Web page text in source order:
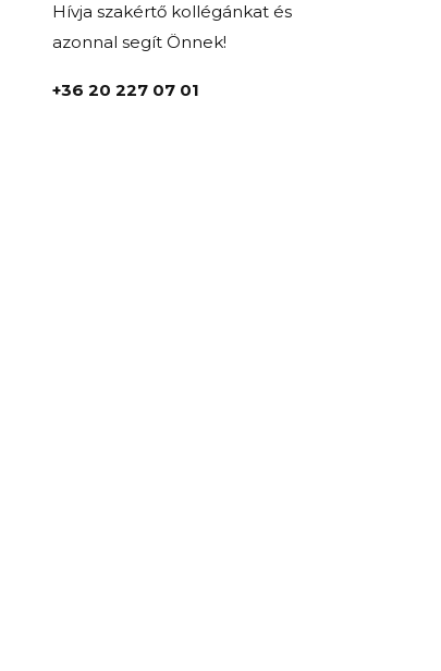
Hívja szakértő kollégánkat és
azonnal segít Önnek!
+36 20 227 07 01